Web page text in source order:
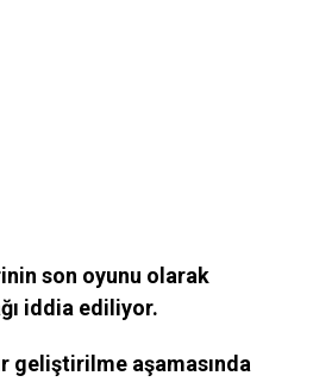
son oyunu olarak
iddia ediliyor.
geliştirilme aşamasında